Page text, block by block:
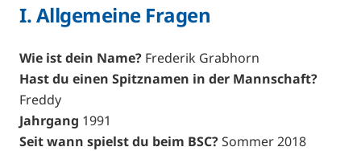
I. Allgemeine Fragen
Wie ist dein Name? Frederik Grabhorn
Hast du einen Spitznamen in der Mannschaft?
Freddy
Jahrgang 1991
Seit wann spielst du beim BSC?Sommer 2018